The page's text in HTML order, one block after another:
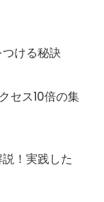
ける秘訣
セス10倍の集
！実践した